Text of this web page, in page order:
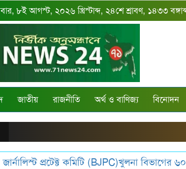
৮ই আগস্ট, ২০২৬ খ্রিস্টাব্দ, ২৪শে শ্রাবণ, ১৪৩৩
জাতীয় রাজনীতি অর্থ ও বাণিজ্য বিনোদন
প্রটেক্ট কমিটি (BJPC)খুলনা বিভাগের